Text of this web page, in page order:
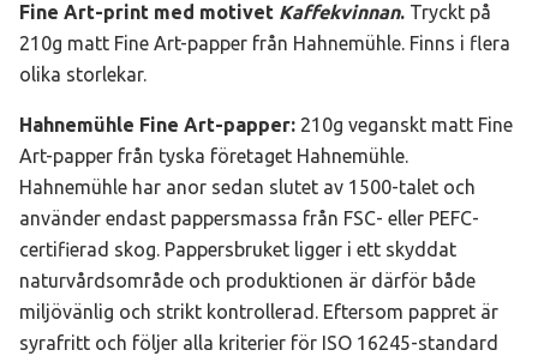
Fine Art-print med motivet Kaffekvinnan. Tryckt på
210g matt Fine Art-papper från Hahnemühle. Finns i flera
olika storlekar.
Hahnemühle Fine Art-papper: 210g veganskt matt Fine
Art-papper från tyska företaget Hahnemühle.
Hahnemühle har anor sedan slutet av 1500-talet och
använder endast pappersmassa från FSC- eller PEFC-
certifierad skog. Pappersbruket ligger i ett skyddat
naturvårdsområde och produktionen är därför både
miljövänlig och strikt kontrollerad. Eftersom pappret är
syrafritt och följer alla kriterier för ISO 16245-standard